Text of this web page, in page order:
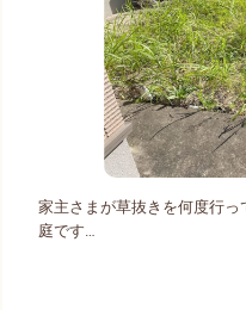
家主さまが草抜きを何度行
庭です…